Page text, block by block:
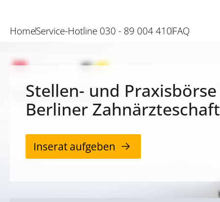
HomeService-Hotline 030 - 89 004 410FAQ
Stellen- und
Berliner Zahnärzteschaft
Inserat aufgeben